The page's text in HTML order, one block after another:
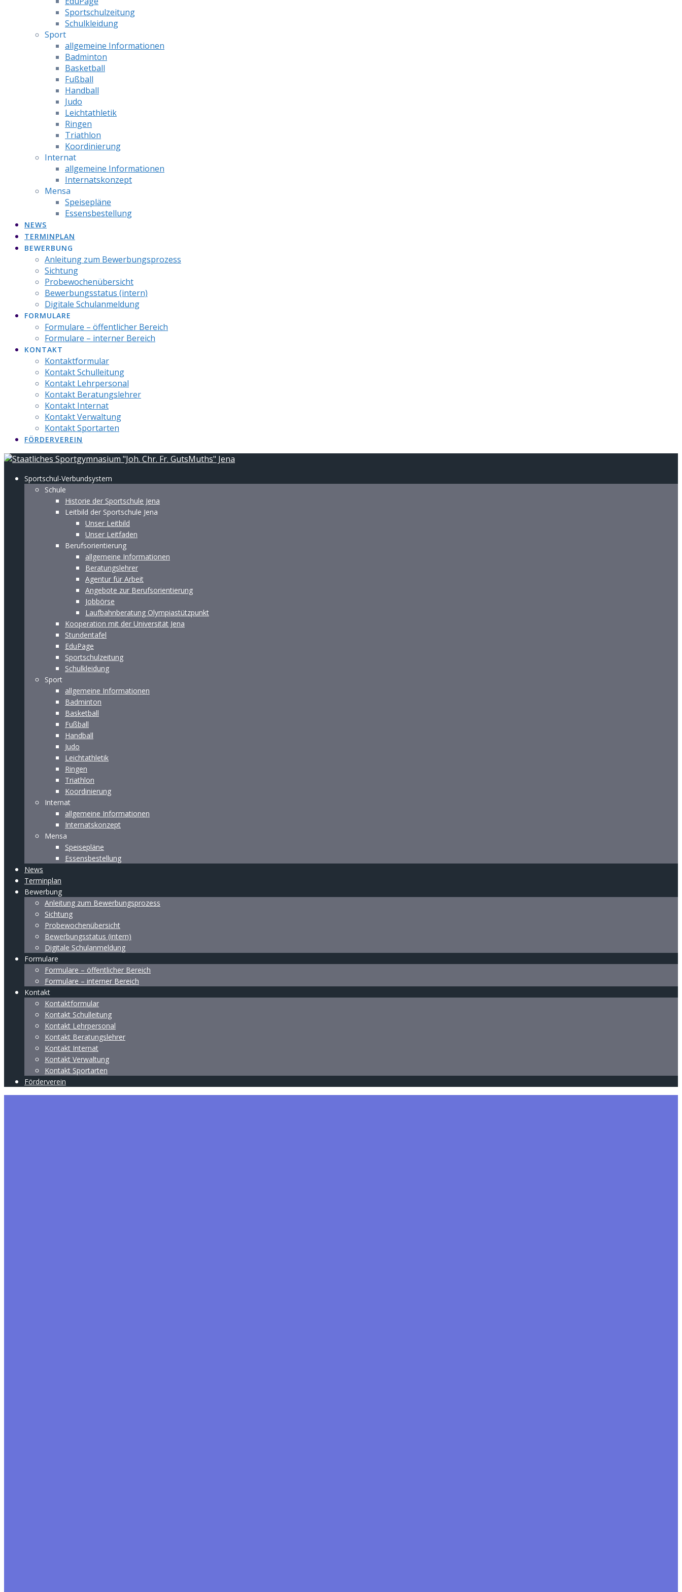
Sportschulzeitung
Schulkleidung
Sport
allgemeine Informationen
Badminton
Basketball
Fußball
Handball
Judo
Leichtathletik
Ringen
Triathlon
Koordinierung
Internat
allgemeine Informationen
Internatskonzept
Mensa
Speisepläne
Essensbestellung
NEWS
TERMINPLAN
BEWERBUNG
Anleitung zum Bewerbungsprozess
Sichtung
Probewochenübersicht
Bewerbungsstatus (intern)
Digitale Schulanmeldung
FORMULARE
Formulare – öffentlicher Bereich
Formulare – interner Bereich
KONTAKT
Kontaktformular
Kontakt Schulleitung
Kontakt Lehrpersonal
Kontakt Beratungslehrer
Kontakt Internat
Kontakt Verwaltung
Kontakt Sportarten
FÖRDERVEREIN
Sportschul-Verbundsystem
Schule
Historie der Sportschule Jena
Leitbild der Sportschule Jena
Unser Leitbild
Unser Leitfaden
Berufsorientierung
allgemeine Informationen
Beratungslehrer
Agentur für Arbeit
Angebote zur Berufsorientierung
Jobbörse
Laufbahnberatung Olympiastützpunkt
Kooperation mit der Universität Jena
Stundentafel
EduPage
Sportschulzeitung
Schulkleidung
Sport
allgemeine Informationen
Badminton
Basketball
Fußball
Handball
Judo
Leichtathletik
Ringen
Triathlon
Koordinierung
Internat
allgemeine Informationen
Internatskonzept
Mensa
Speisepläne
Essensbestellung
News
Terminplan
Bewerbung
Anleitung zum Bewerbungsprozess
Sichtung
Probewochenübersicht
Bewerbungsstatus (intern)
Digitale Schulanmeldung
Formulare
Formulare – öffentlicher Bereich
Formulare – interner Bereich
Kontakt
Kontaktformular
Kontakt Schulleitung
Kontakt Lehrpersonal
Kontakt Beratungslehrer
Kontakt Internat
Kontakt Verwaltung
Kontakt Sportarten
Förderverein